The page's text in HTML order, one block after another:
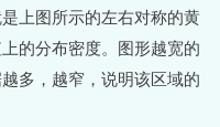
上图所示的左右对称的黄
的分布密度。图形越宽的
多，越窄，说明该区域的